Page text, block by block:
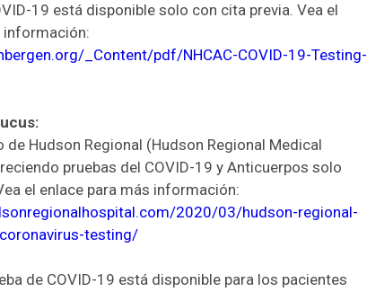
19 está disponible solo con cita previa. Vea el
información:
_Content/pdf/NHCAC-COVID-19-Testing-
de Hudson Regional (Hudson Regional Medical
pruebas del COVID-19 y Anticuerpos solo
el enlace para más información:
2020/03/hudson-regional-
testing/
de COVID-19 está disponible para los pacientes